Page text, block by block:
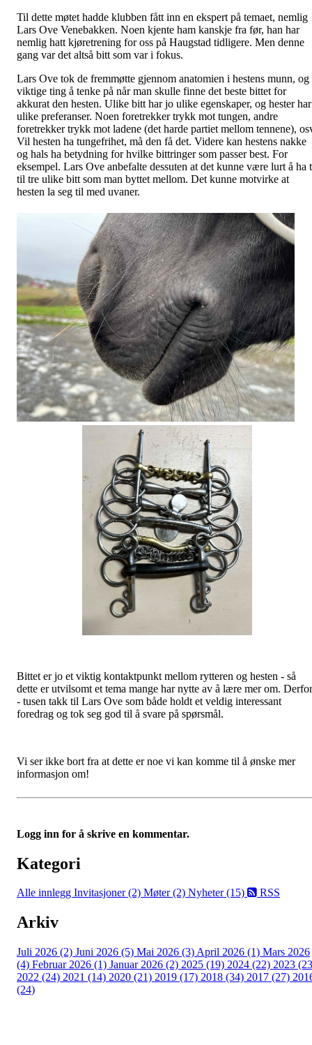
Til dette møtet hadde klubben fått inn en ekspert på temaet, nemlig
Lars Ove Venebakken. Noen kjente ham kanskje fra før, han har
nemlig hatt kjøretrening for oss på Haugstad tidligere. Men denne
gang var det altså bitt som var i fokus.
Lars Ove tok de fremmøtte gjennom anatomien i hestens munn, og
viktige ting å tenke på når man skulle finne det beste bittet for
akkurat den hesten. Ulike bitt har jo ulike egenskaper, og hester har
ulike preferanser. Noen foretrekker trykk mot tungen, andre
foretrekker trykk mot ladene (det harde partiet mellom tennene),
Vil hesten ha tungefrihet, må den få det. Videre kan hestens nakke
og hals ha betydning for hvilke bittringer som passer best. For
eksempel. Lars Ove anbefalte dessuten at det kunne være lurt å ha
til tre ulike bitt som man byttet mellom. Det kunne motvirke at
hesten la seg til med uvaner.
Bittet er jo et viktig kontaktpunkt mellom rytteren og hesten - så
dette er utvilsomt et tema mange har nytte av å lære mer om. Derfor
- tusen takk til Lars Ove som både holdt et veldig interessant
foredrag og tok seg god til å svare på spørsmål.
Vi ser ikke bort fra at dette er noe vi kan komme til å ønske mer
informasjon om!
Logg inn for å skrive en kommentar.
Kategori
Alle innlegg Invitasjoner (2) Møter (2) Nyheter (15) RSS
Arkiv
Juli 2026 (2) Juni 2026 (5) Mai 2026 (3) April 2026 (1) Mars 2026
(4) Februar 2026 (1) Januar 2026 (2) 2025 (19) 2024 (22) 2023
2022 (24) 2021 (14) 2020 (21) 2019 (17) 2018 (34) 2017 (27)
(24)